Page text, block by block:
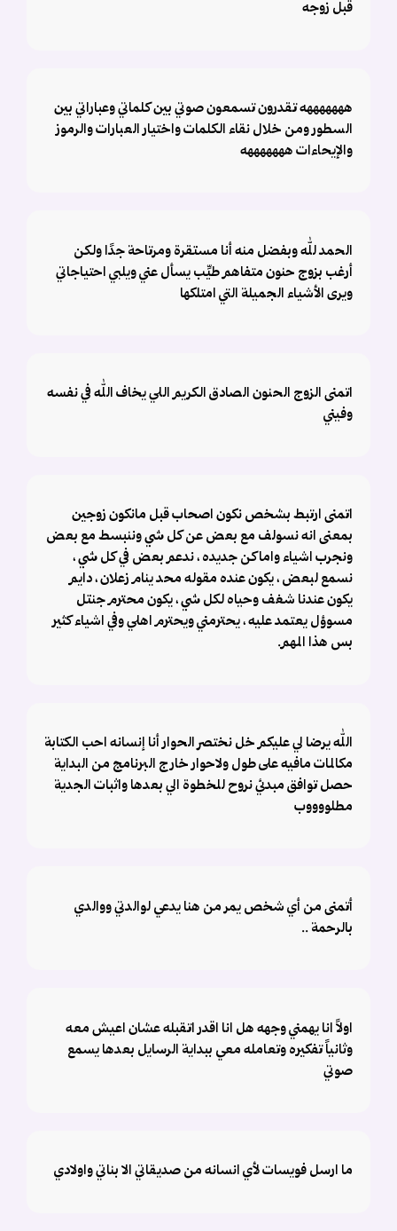
قبل زوجه
هههههههه تقدرون تسمعون صوتي بين كلماتي وعباراتي بين
السطور ومن خلال نقاء الكلمات واختيار العبارات والرموز
والإيحاءات هههههههه
الحمد لله وبفضل منه أنا مستقرة ومرتاحة جدًا ولكن
أرغب بزوج حنون متفاهم طيِّب يسأل عني ويلبي احتياجاتي
ويرى الأشياء الجميلة التي امتلكها
اتمنى الزوج الحنون الصادق الكريم اللي يخاف الله في نفسه
وفيني
اتمنى ارتبط بشخص نكون اصحاب قبل مانكون زوجين
بمعنى انه نسولف مع بعض عن كل شي وننبسط مع بعض
ونجرب اشياء واماكن جديده ، ندعم بعض في كل شي ،
نسمع لبعض ، يكون عنده مقوله محد ينام زعلان ، دايم
يكون عندنا شغف وحياه لكل شي ، يكون محترم جنتل
مسوؤل يعتمد عليه ، يحترمني ويحترم اهلي وفي اشياء كثير
بس هذا المهم.
الله يرضا لي عليكم خل نختصر الحوار أنا إنسانه احب الكتابة
مكالمات مافيه على طول ولاحوار خارج البرنامج من البداية
حصل توافق مبدئي نروح للخطوة الي بعدها واثبات الجدية
مطلووووب
أتمنى من أي شخص يمر من هنا يدعي لوالدتي ووالدي
بالرحمة ..
اولاً انا يهمني وجهه هل انا اقدر اتقبله عشان اعيش معه
وثانياً تفكيره وتعامله معي ببداية الرسايل بعدها يسمع
صوتي
ما ارسل فويسات لأي انسانه من صديقاتي الا بناتي واولادي